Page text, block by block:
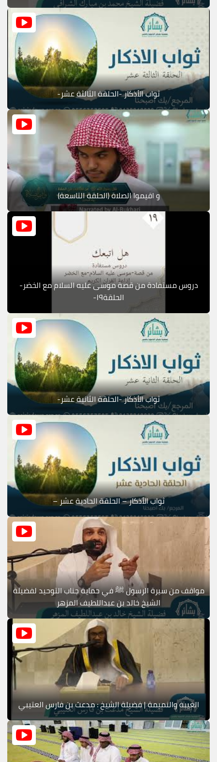
ثواب الأذكار -الحلقة الثالثة عشر-
و اقيموا الصلاة (الحلقة التاسعة)
دروس مستفادة من قصة موسى عليه السلام مع الخضر-
الحلقة١٩-
ثواب الأذكار -الحلقة الثانية عشر-
ثواب الأذكار – الحلقة الحادية عشر –
مواقف من سيرة الرسول ﷺ في حماية جناب التوحيد لفضيلة
الشيخ خالد بن عبداللطيف المزهر
الغيبة والنميمة | فضيلة الشيخ : مدعث بن فارس العتيبي